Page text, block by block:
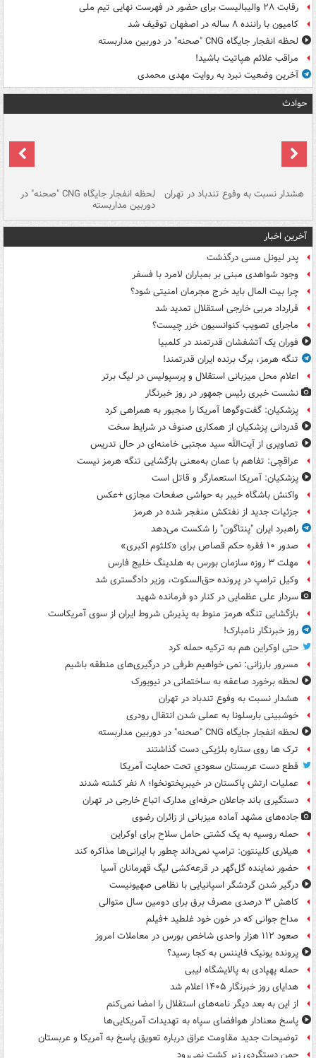
رقابت ۲۸ والیبالیست برای حضور در فهرست نهایی تیم ملی
کامیون با راننده ۸ ساله در اصفهان توقیف شد
لحظه انفجار جایگاه CNG "صحنه" در دوربین مداربسته
مراقب علائم هپاتیت باشید!
آخرین وضعیت نبرد به روایت مهدی محمدی
حوادث
هشدار نسبت به وفوع تندباد در تهران لحظه انفجار جایگاه CNG "صحنه" در
دوربین مداربسته
آخرین اخبار
پدر لیونل مسی درگذشت
وجود شواهدی مبنی بر بمباران لامرد با فسفر
چرا بیت المال باید خرج مجرمان امنیتی شود؟
قرارداد مربی خارجی استقلال تمدید شد
ماجرای تصویب کنوانسیون خزر چیست؟
فوران یک آتشفشان قدرتمند در کلمبیا
تنگه هرمز، برگ برنده ایران قدرتمند!
اعلام محل میزبانی استقلال و پرسپولیس در لیگ برتر
نشست خبری رئیس جمهور در روز خبرنگار
پزشکیان: گفت‌وگوها آمریکا را مجبور به همراهی کرد
قدردانی پزشکیان از همکاری صنوف در شرایط سخت
تصاویری از آیت‌الله سید مجتبی خامنه‌ای در حال تدریس
عراقچی: تفاهم با عمان به‌معنی بازگشایی تنگه هرمز نیست
پزشکیان: آمریکا استعمارگر و قاتل است
واکنش باشگاه خیبر به حواشی صفحات مجازی +عکس
جزئیات جدید از نفتکش منفجر شده در هرمز
راهبرد ایران "پنتاگون" را شکست می‌دهد
صدور ۱۰ فقره حکم قصاص برای «کلثوم اکبری»
مهلت ۳ روزه سازمان بورس به هلدینگ خلیج فارس
وکیل ترامپ در پرونده حق‌السکوت، وزیر دادگستری شد
سردار علی عظمایی در کنار دو فرمانده شهید
بازگشایی تنگه هرمز منوط به پذیرش شروط ایران از سوی آمریکاست
روز خبرنگار نامبارک!
حتی اوکراین هم به ترکیه حمله کرد
مسرور بارزانی: نمی خواهیم طرفی در درگیری‌های منطقه باشیم
لحظه برخورد صاعقه به ساختمانی در نیویورک
هشدار نسبت به وفوع تندباد در تهران
خوشبینی بارسلونا به عملی شدن انتقال رودری
لحظه انفجار جایگاه CNG "صحنه" در دوربین مداربسته
ترک ها روی ستاره بلژیکی دست گذاشتند
قطع دست عربستان سعودیِ تحت حمایت آمریکا
عملیات ارتش پاکستان در خیبرپختونخوا؛ ۸ نفر کشته شدند
دستگیری باند جاعلان حرفه‌ای مدارک اتباع خارجی در تهران
جاده‌های مشهد آماده میزبانی از زائران رضوی
حمله روسیه به یک کشتی حامل سلاح برای اوکراین
هیلاری کلینتون: ترامپ نمی‌داند چطور با ایرانی‌ها مذاکره کند
حضور نماینده گل‌گهر در قرعه‌کشی لیگ قهرمانان آسیا
درگیر شدن گردشگر اسپانیایی با نظامی صهیونیست
کاهش ۳ درصدی مصرف برق برای دومین سال متوالی
مداح جوانی که در خون خود غلطید +فیلم
صعود ۱۱۲ هزار واحدی شاخص بورس در معاملات امروز
پرونده یونیک فایننس به کجا رسید؟
حمله پهپادی به پالایشگاه لیبی
هدایای روز خبرنگار ۱۴۰۵ اعلام شد
از این به بعد دیگر نامه‌های استقلال را امضا نمی‌کنم
پاسخ معنادار هوافضای سپاه به تهدیدات آمریکایی‌ها
توضیحات جدید مقاومت عراق درباره تعویق پاسخ به آمریکا و عربستان
چمن دستگردی زیر کشت نمی‌رود